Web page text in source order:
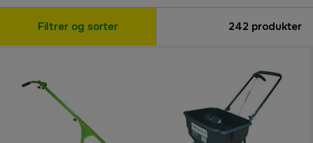
Filtrer og sorter 242 produkter